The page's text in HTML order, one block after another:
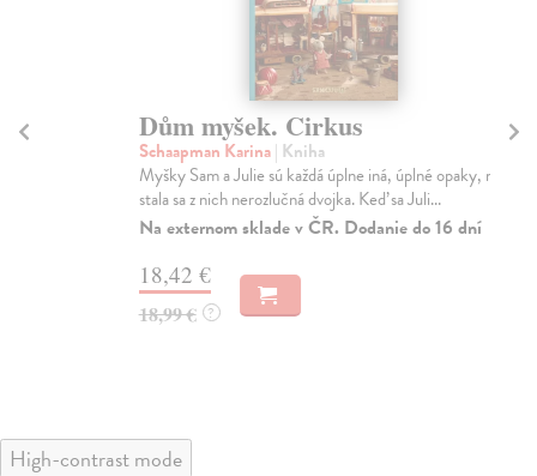
Dům myšek. Cirkus
Schaapman Karina| Kniha
Myšky Sam a Julie sú každá úplne iná, úplné opaky, no
stala sa z nich nerozlučná dvojka. Keď sa Juli...
Na externom sklade v ČR. Dodanie do 16 dní
18,42 €
?
High-contrast mode